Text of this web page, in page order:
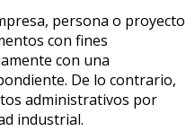
persona o proyecto
con fines
con una
De lo contrario,
administrativos por
industrial.